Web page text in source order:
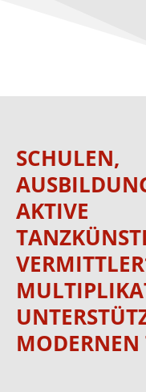
SCHULEN,
AKTIVE
MODERNEN